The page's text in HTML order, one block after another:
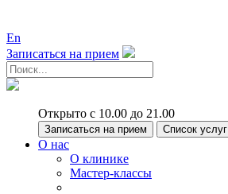
En
Записаться на прием
Открыто с 10.00 до 21.00
Записаться на прием Список услуг
О нас
О клинике
Мастер-классы